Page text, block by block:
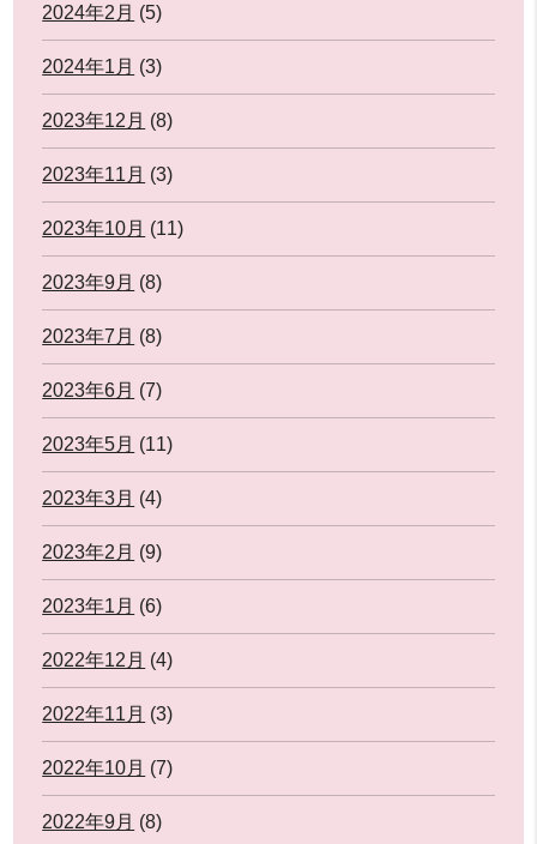
2024年2月 (5)
2024年1月 (3)
2023年12月 (8)
2023年11月 (3)
2023年10月 (11)
2023年9月 (8)
2023年7月 (8)
2023年6月 (7)
2023年5月 (11)
2023年3月 (4)
2023年2月 (9)
2023年1月 (6)
2022年12月 (4)
2022年11月 (3)
2022年10月 (7)
2022年9月 (8)